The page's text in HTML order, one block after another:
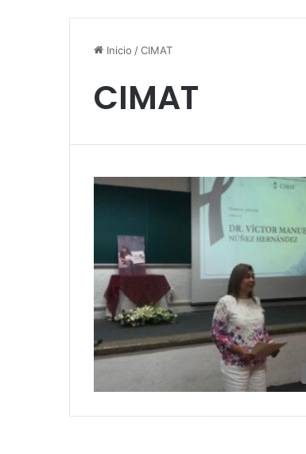
Inicio /CIMAT
CIMAT